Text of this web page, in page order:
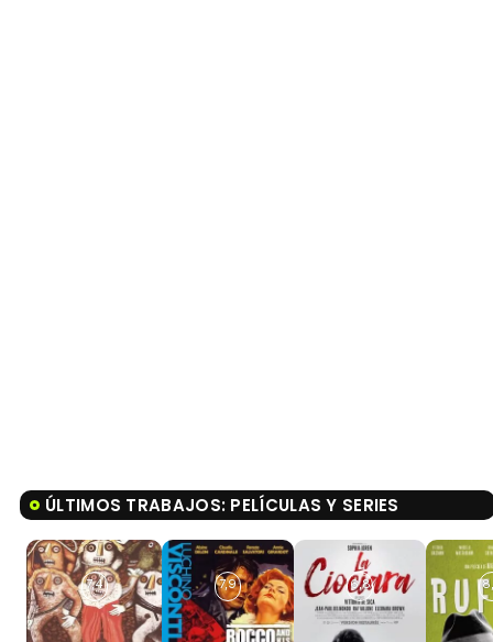
ÚLTIMOS TRABAJOS: PELÍCULAS Y SERIES
7,4 7,9 6,8